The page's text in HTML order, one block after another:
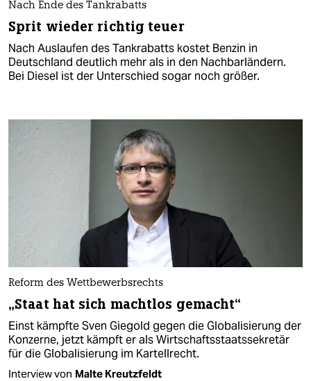
Nach Ende des Tankrabatts
Sprit wieder richtig teuer
Nach Auslaufen des Tankrabatts kostet Benzin in
Deutschland deutlich mehr als in den Nachbarländern.
Bei Diesel ist der Unterschied sogar noch größer.
Reform des Wettbewerbsrechts
„Staat hat sich machtlos gemacht“
Einst kämpfte Sven Giegold gegen die Globalisierung der
Konzerne, jetzt kämpft er als Wirtschaftsstaatssekretär
für die Globalisierung im Kartellrecht.
Interview von Malte Kreutzfeldt